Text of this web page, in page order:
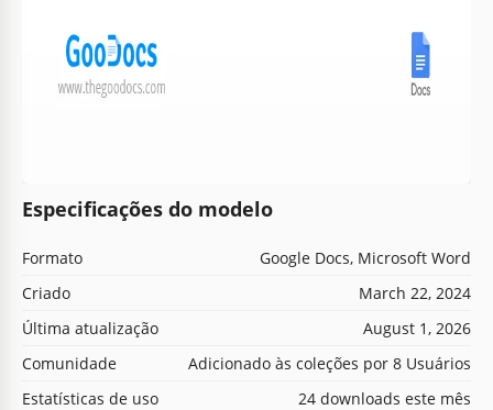
Especificações do modelo
Formato
Google Docs, Microsoft Word
Criado
March 22, 2024
Última atualização
August 1, 2026
Comunidade
Adicionado às coleções por 8 Usuários
Estatísticas de uso
24 downloads este mês